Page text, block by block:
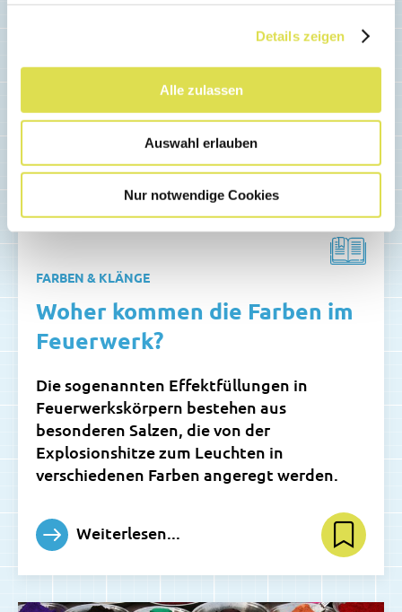
Details zeigen
Alle zulassen
Auswahl erlauben
Nur notwendige Cookies
FARBEN & KLÄNGE
Woher kommen die Farben im
Feuerwerk?
Die sogenannten Effektfüllungen in
Feuerwerkskörpern bestehen aus
besonderen Salzen, die von der
Explosionshitze zum Leuchten in
verschiedenen Farben angeregt werden.
Weiterlesen...